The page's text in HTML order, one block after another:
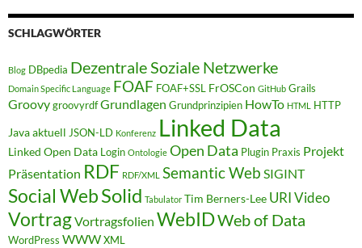
SCHLAGWÖRTER
Blog DBpedia Dezentrale Soziale Netzwerke
Domain Specific Language FOAF FOAF+SSL FrOSCon GitHub Grails
GroovygroovyrdfGrundlagen Grundprinzipien HowTo HTML HTTP
Java aktuell JSON-LD Konferenz Linked Data
Linked Open Data Login Ontologie Open Data Plugin Praxis Projekt
Präsentation RDF RDF/XML Semantic Web SIGINT
Social WebSolid Tabulator Tim Berners-Lee URIVideo
VortragVortragsfolien WebIDWeb of Data
WordPress WWWXML